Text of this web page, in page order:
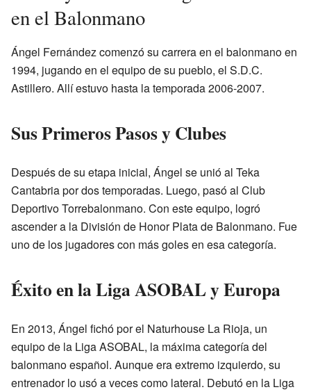
en el Balonmano
Ángel Fernández comenzó su carrera en el balonmano en
1994, jugando en el equipo de su pueblo, el S.D.C.
Astillero. Allí estuvo hasta la temporada 2006-2007.
Sus Primeros Pasos y Clubes
Después de su etapa inicial, Ángel se unió al Teka
Cantabria por dos temporadas. Luego, pasó al Club
Deportivo Torrebalonmano. Con este equipo, logró
ascender a la División de Honor Plata de Balonmano. Fue
uno de los jugadores con más goles en esa categoría.
Éxito en la Liga ASOBAL y Europa
En 2013, Ángel fichó por el Naturhouse La Rioja, un
equipo de la Liga ASOBAL, la máxima categoría del
balonmano español. Aunque era extremo izquierdo, su
entrenador lo usó a veces como lateral. Debutó en la Liga